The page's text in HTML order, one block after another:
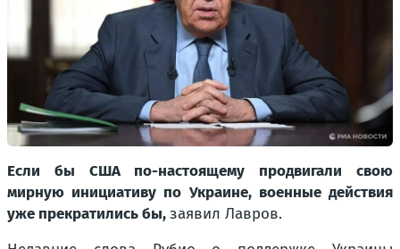
Если бы США по-настоящему продвигали свою
мирную инициативу по Украине, военные действия
уже прекратились бы,заявил Лавров.